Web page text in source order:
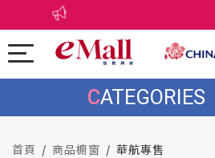
CATEGORIES
首頁 商品櫥窗 華航專售